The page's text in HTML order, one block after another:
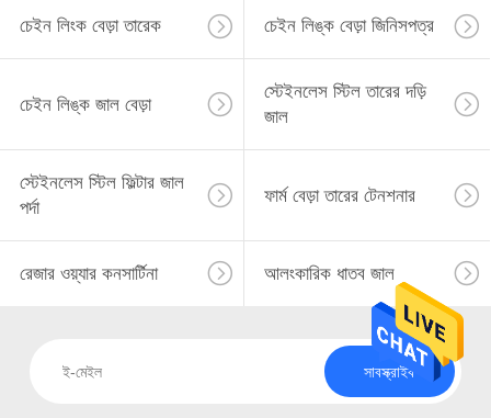
চেইন লিংক বেড়া তারেক চেইন লিঙ্ক বেড়া জিনিসপত্র
চেইন লিঙ্ক জাল বেড়া
স্টেইনলেস স্টিল তারের দড়ি
জাল
স্টেইনলেস স্টিল ফিল্টার জাল
পর্দা
ফার্ম বেড়া তারের টেনশনার
রেজার ওয়্যার কনসার্টিনা আলংকারিক ধাতব জাল
সাবস্ক্রাইব